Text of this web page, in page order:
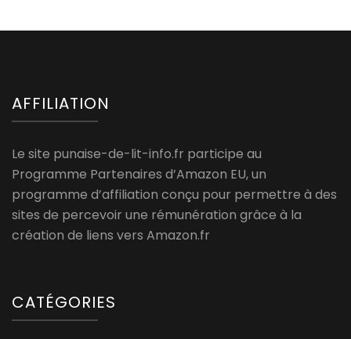
AFFILIATION
Le site punaise-de-lit-info.fr participe au
Programme Partenaires d’Amazon EU, un
programme d’affiliation conçu pour permettre à des
sites de percevoir une rémunération grâce à la
création de liens vers Amazon.fr
CATÉGORIES